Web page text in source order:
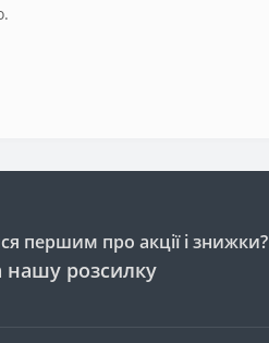
першим про акції і знижки?
нашу розсилку